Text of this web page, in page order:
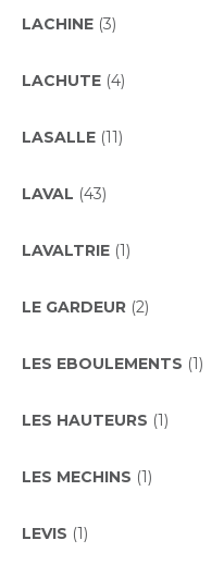
LACHINE (3)
LACHUTE (4)
LASALLE (11)
LAVAL (43)
LAVALTRIE (1)
LE GARDEUR (2)
LES EBOULEMENTS (1)
LES HAUTEURS (1)
LES MECHINS (1)
LEVIS (1)